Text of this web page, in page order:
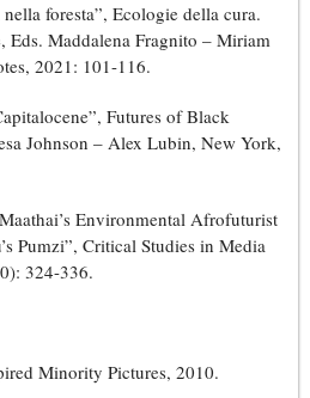
foresta”, Ecologie della cura.
Eds. Maddalena Fragnito – Miriam
2021: 101-116.
Futures of Black
Johnson – Alex Lubin, New York,
Environmental Afrofuturist
Pumzi”, Critical Studies in Media
324-336.
Minority Pictures, 2010.